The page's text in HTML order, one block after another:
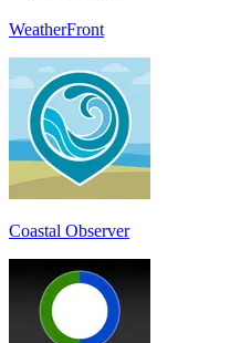
WeatherFront
Coastal Observer